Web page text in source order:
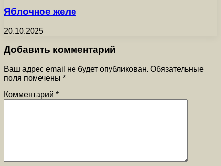
Яблочное желе
20.10.2025
Добавить комментарий
Ваш адрес email не будет опубликован. Обязательные
поля помечены *
Комментарий *